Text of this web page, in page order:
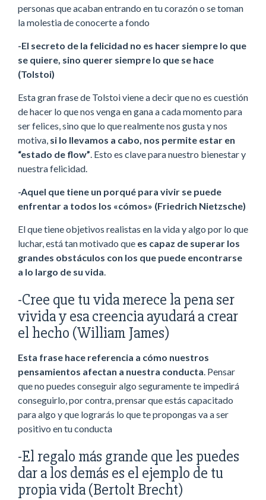
personas que acaban entrando en tu corazón o se toman
la molestia de conocerte a fondo
-El secreto de la felicidad no es hacer siempre lo que
se quiere, sino querer siempre lo que se hace
(Tolstoi)
Esta gran frase de Tolstoi viene a decir que no es cuestión
de hacer lo que nos venga en gana a cada momento para
ser felices, sino que lo que realmente nos gusta y nos
motiva, si lo llevamos a cabo, nos permite estar en
“estado de flow” . Esto es clave para nuestro bienestar y
nuestra felicidad.
-Aquel que tiene un porqué para vivir se puede
enfrentar a todos los «cómos» (Friedrich Nietzsche)
El que tiene objetivos realistas en la vida y algo por lo que
luchar, está tan motivado que es capaz de superar los
grandes obstáculos con los que puede encontrarse
a lo largo de su vida
-Cree que tu vida merece la pena ser
vivida y esa creencia ayudará a crear
el hecho (William James)
Esta frase hace referencia a cómo nuestros
pensamientos afectan a nuestra conducta . Pensar
que no puedes conseguir algo seguramente te impedirá
conseguirlo, por contra, prensar que estás capacitado
para algo y que lograrás lo que te propongas va a ser
positivo en tu conducta
-El regalo más grande que les puedes
dar a los demás es el ejemplo de tu
propia vida (Bertolt Brecht)